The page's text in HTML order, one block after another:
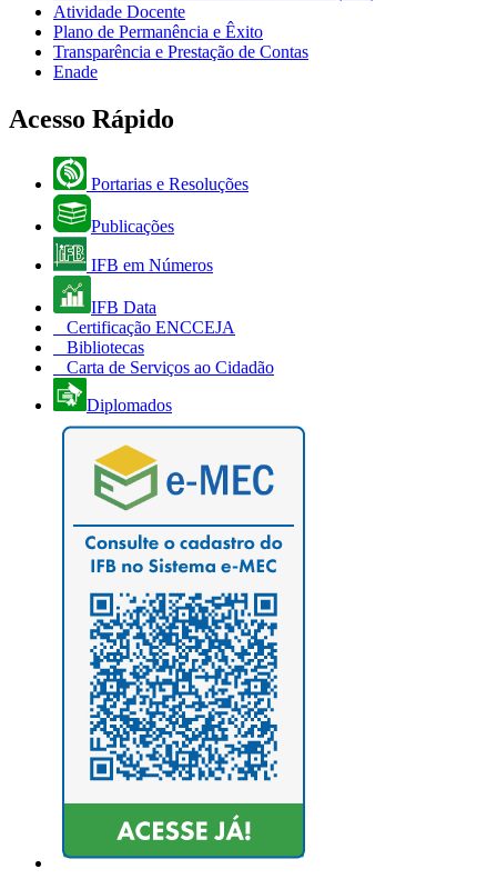
Atividade Docente
Plano de Permanência e Êxito
Transparência e Prestação de Contas
Enade
Acesso Rápido
Portarias e Resoluções
Publicações
IFB em Números
IFB Data
Certificação ENCCEJA
Bibliotecas
Carta de Serviços ao Cidadão
Diplomados